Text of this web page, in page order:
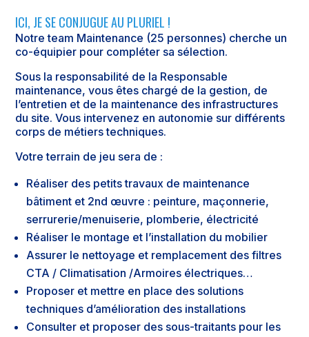
ICI, JE SE CONJUGUE AU PLURIEL !
Notre team Maintenance (25 personnes) cherche un
co-équipier pour compléter sa sélection.
Sous la responsabilité de la Responsable
maintenance, vous êtes chargé de la gestion, de
l’entretien et de la maintenance des infrastructures
du site. Vous intervenez en autonomie sur différents
corps de métiers techniques.
Votre terrain de jeu sera de :
Réaliser des petits travaux de maintenance
bâtiment et 2nd œuvre : peinture, maçonnerie,
serrurerie/menuiserie, plomberie, électricité
Réaliser le montage et l’installation du mobilier
Assurer le nettoyage et remplacement des filtres
CTA / Climatisation /Armoires électriques…
Proposer et mettre en place des solutions
techniques d’amélioration des installations
Consulter et proposer des sous-traitants pour les